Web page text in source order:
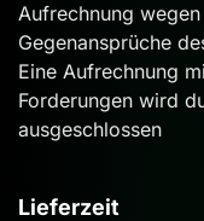
Aufrechnung
Gegenansprüche
Eine Aufrechnung
Forderungen wird
ausgeschlossen
Lieferzeit